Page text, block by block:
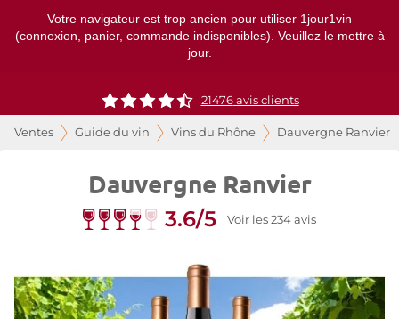
Votre navigateur est trop ancien pour utiliser 1jour1vin
(connexion, panier, commande indisponibles). Veuillez le mettre à
jour.
21476avis clients
Ventes Guide du vin Vins du Rhône Dauvergne Ranvier
Dauvergne Ranvier
3.6/5 Voir les 234 avis